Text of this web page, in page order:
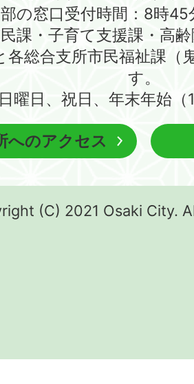
の窓口受付時間：8時
課・子育て支援課・高
各総合支所市民福祉課（
す。
曜日、祝日、年末年始
へのアクセス
(C) 2021 Osaki City.